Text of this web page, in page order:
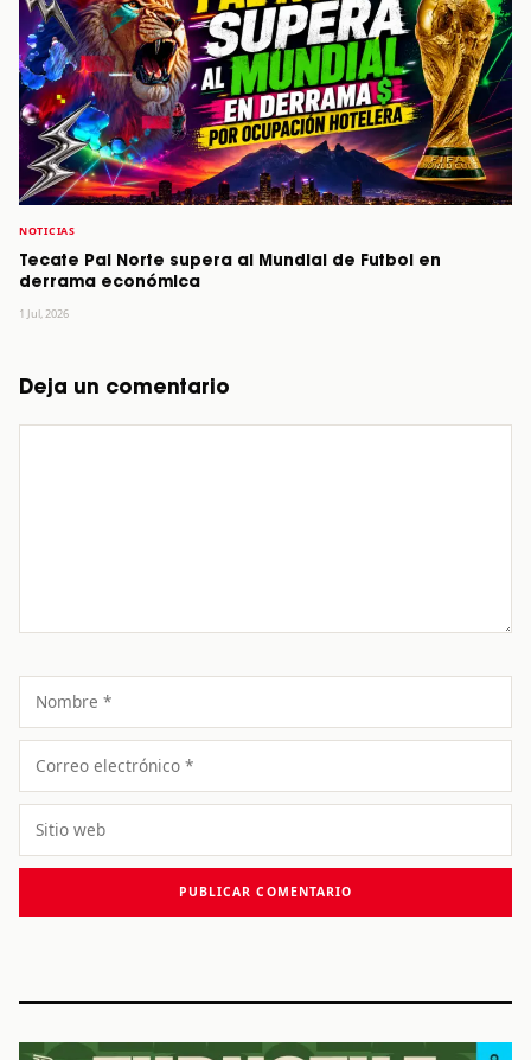
NOTICIAS
Tecate Pal Norte supera al Mundial de Futbol en
derrama económica
1 Jul, 2026
Deja un comentario
Nombre
Correo
electrónico
Sitio
web